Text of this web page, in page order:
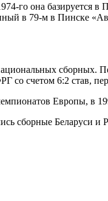
го она базируется
в 79-м в Пинске
сборных.
со счетом 6:2 став,
Европы,
сборные Беларуси